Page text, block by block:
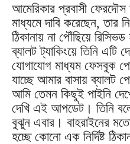
আমেরিকার প্রবাসী
মাধ্যমে দাবি করেছেন, তার
ঠিকানায় না পৌঁছিয়ে
ব্যালট ট্যাকিংয়ে তিনি এটি
যোগাযোগ মাধ্যম ফেসবুক
যাচ্ছে আমার বাসায় ব্যালট
আমি তেমন কিছুই পাইনি
দেখি এই আপডেট। তিনি
বুঝুন এবার। বাহরাইনের
হচ্ছে কোনো এক নির্দিষ্ট